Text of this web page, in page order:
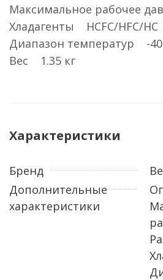
Максимальное рабочее
Хладагенты HCFC/HFC/HC
Диапазон температур -
Вес 1.35 кг
Характеристики
Бренд
Дополнительные
характеристики